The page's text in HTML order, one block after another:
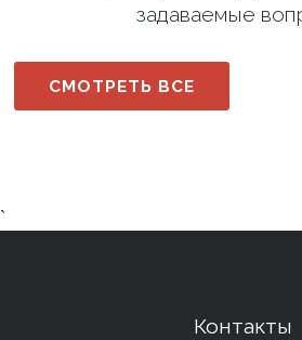
задаваемые
СМОТРЕТЬ ВСЕ
`
Контакты